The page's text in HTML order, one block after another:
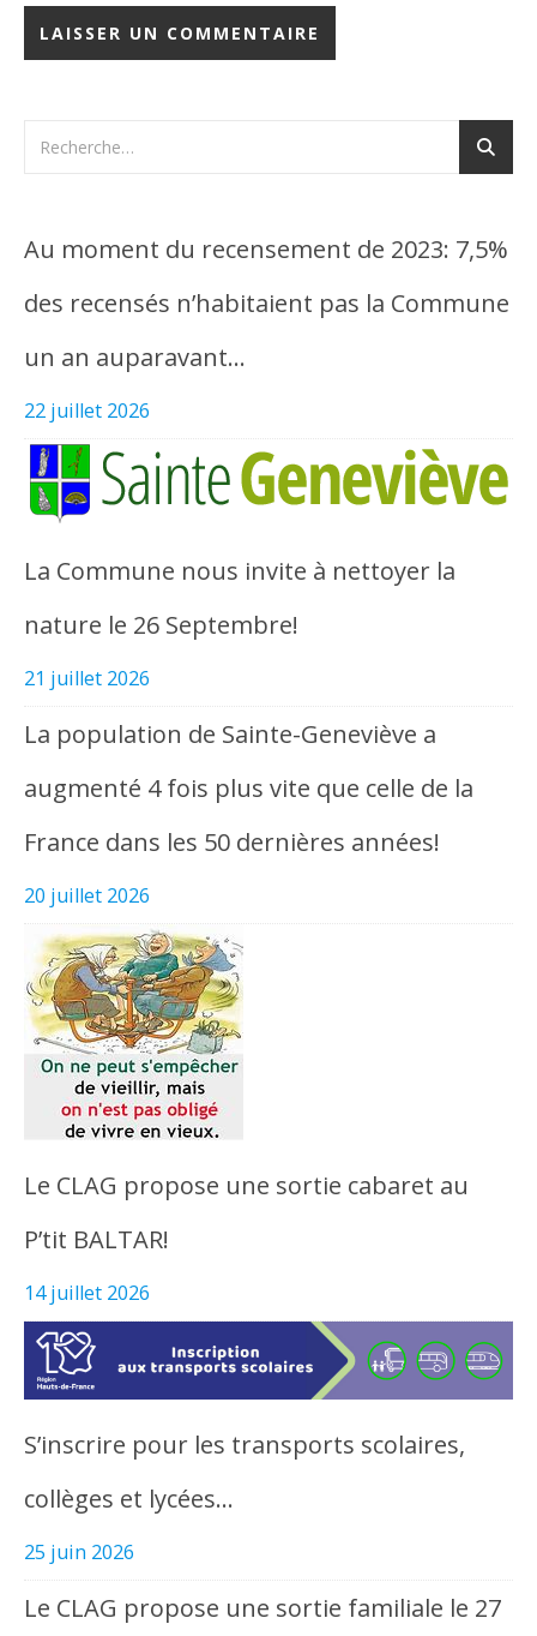
Au moment du recensement de 2023: 7,5%
des recensés n’habitaient pas la Commune
un an auparavant…
22 juillet 2026
La Commune nous invite à nettoyer la
nature le 26 Septembre!
21 juillet 2026
La population de Sainte-Geneviève a
augmenté 4 fois plus vite que celle de la
France dans les 50 dernières années!
20 juillet 2026
Le CLAG propose une sortie cabaret au
P’tit BALTAR!
14 juillet 2026
S’inscrire pour les transports scolaires,
collèges et lycées…
25 juin 2026
Le CLAG propose une sortie familiale le 27